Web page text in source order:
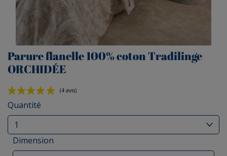
Parure flanelle 100% coton Tradilinge
ORCHIDÉE
Quantité
Dimension